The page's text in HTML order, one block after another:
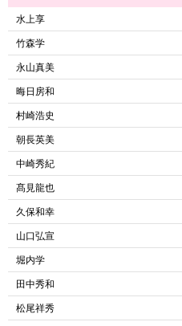
水上享
竹森学
永山真美
晦日房和
村崎浩史
朝長英美
中崎秀紀
髙見龍也
久保和幸
山口弘宣
堀内学
田中秀和
松尾祥秀